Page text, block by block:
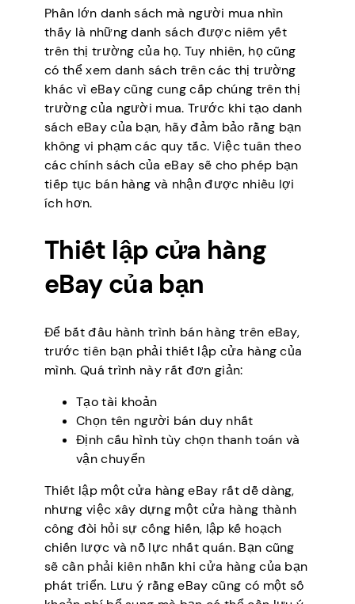
Phần lớn danh sách mà người mua nhìn
thấy là những danh sách được niêm yết
trên thị trường của họ. Tuy nhiên, họ cũng
có thể xem danh sách trên các thị trường
khác vì eBay cũng cung cấp chúng trên thị
trường của người mua. Trước khi tạo danh
sách eBay của bạn, hãy đảm bảo rằng bạn
không vi phạm các quy tắc. Việc tuân theo
các chính sách của eBay sẽ cho phép bạn
tiếp tục bán hàng và nhận được nhiều lợi
ích hơn.
Thiết lập cửa hàng
eBay của bạn
Để bắt đầu hành trình bán hàng trên eBay,
trước tiên bạn phải thiết lập cửa hàng của
mình. Quá trình này rất đơn giản:
Tạo tài khoản
Chọn tên người bán duy nhất
Định cấu hình tùy chọn thanh toán và
vận chuyển
Thiết lập một cửa hàng eBay rất dễ dàng,
nhưng việc xây dựng một cửa hàng thành
công đòi hỏi sự cống hiến, lập kế hoạch
chiến lược và nỗ lực nhất quán. Bạn cũng
sẽ cần phải kiên nhẫn khi cửa hàng của bạn
phát triển. Lưu ý rằng eBay cũng có một số